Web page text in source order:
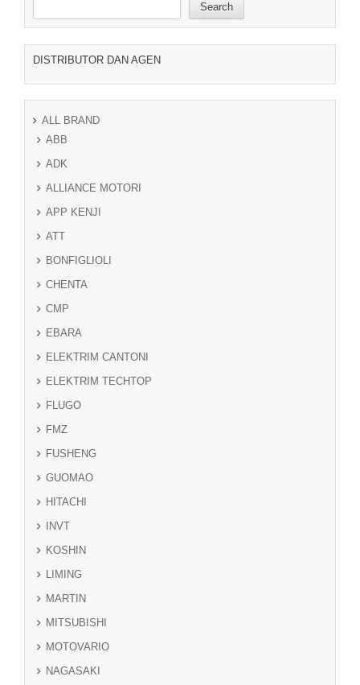
Search
DISTRIBUTOR DAN AGEN
ALL BRAND
ABB
ADK
ALLIANCE MOTORI
APP KENJI
ATT
BONFIGLIOLI
CHENTA
CMP
EBARA
ELEKTRIM CANTONI
ELEKTRIM TECHTOP
FLUGO
FMZ
FUSHENG
GUOMAO
HITACHI
INVT
KOSHIN
LIMING
MARTIN
MITSUBISHI
MOTOVARIO
NAGASAKI